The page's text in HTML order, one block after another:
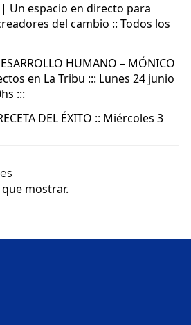
Un espacio en directo para
del cambio :: Todos los
HUMANO – MÓNICO
en La Tribu ::: Lunes 24 junio
:::
DEL ÉXITO :: Miércoles 3
mostrar.